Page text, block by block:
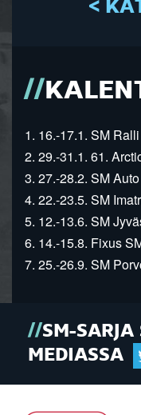
<
1. 16.-17.1. SM
2. 29.-31.1. 61.
3. 27.-28.2. SM
4. 22.-23.5. SM
5. 12.-13.6. SM
6. 14.-15.8. Fixus
7. 25.-26.9. SM
SM-SARJA
MEDIASSA